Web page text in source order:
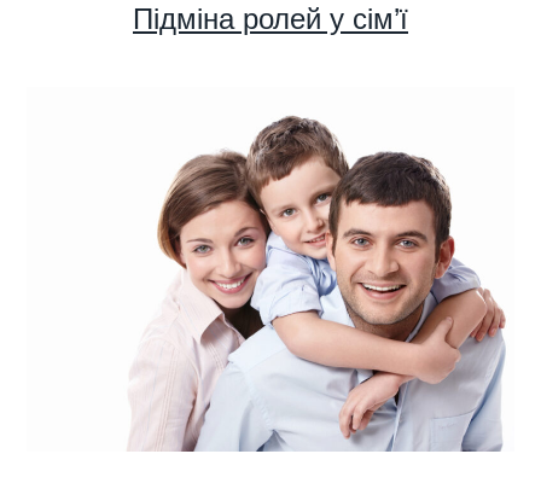
Підміна ролей у сім’ї